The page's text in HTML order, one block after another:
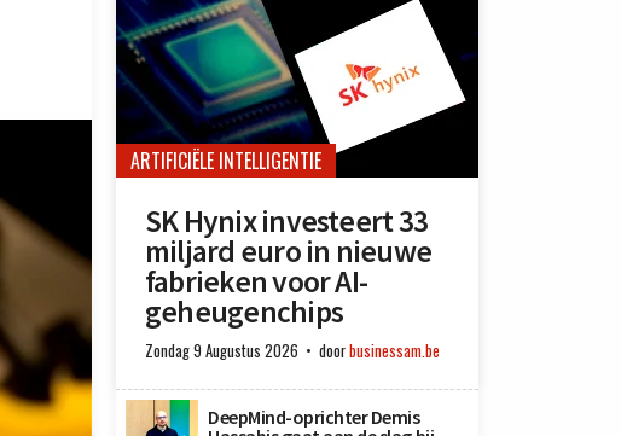
ARTIFICIËLE INTELLIGENTIE
SK Hynix investeert 33
miljard euro in nieuwe
fabrieken voor AI-
geheugenchips
Zondag 9 Augustus 2026 doorbusinessam.be
DeepMind-oprichter Demis